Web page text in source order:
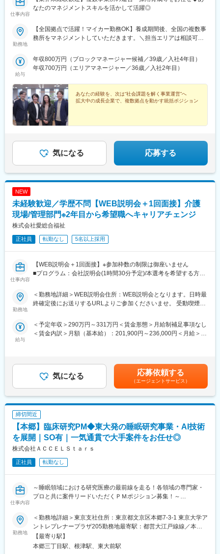
仕事内容
なたのマネジメントスキルを活かして活躍◎
勤務地
【全国拠点で活躍！マイカー勤務OK】養成期間後、全国の複数事
務所をマネジメントしていただきます。＼担当エリアは相談可
《養成期間中の勤務地》現在は東京、横浜、埼玉、福岡の事業所
で行っていますが、ご希望に合わせて、お住まいのエリアで行う
ことも可能です。また社宅の利用もできますので、ご面接時にお
が対象※現在お住まいの地域又はジェネラルマネージャーと相談の
上決定《配属事業部について》障害福祉事業では「重度訪問介
護」と「グループホーム」、高齢者事業では「訪問介護事業」を
展開しています。配属に関しては、適性や条件等に応じて、配属
の事業部を決定。あなたの適性や能力を活かせる適切な部署でご
なる点はご相談ください。☆引越し手当支給・借り上げ社宅提供
あり（無料）
給与
年収800万円（ブロックマネージャー候補／39歳／入社4年目）
年収700万円（エリアマネージャー／36歳／入社2年目）
あなたの経験を、次は“社会課題を解く事業運営”へ
拡大中の成長企業で、複数拠点を動かす統括ポジション
気になる 応募する
NEW
未経験歓迎／学歴不問【WEB説明会＋1回面接】介護
現場/管理部門※2年目から希望職へキャリアチェンジ
株式会社愛総合福祉
正社員 転勤なし 5名以上採用
仕事内容
【WEB説明会＋1回面接】※参加枠数の制限は御座いません
■プログラム：会社説明会(1時間30分予定)/本選考を希望する方は
て構いません。（後日の面接調整も可能です）
■補足：本求人に応募後、選考会予約が出来ましたら、WEB会議
参加用のURL・詳細情報をお送り致します。
す
■日時：月・木／13:30～15:00
ペシャリストとして活躍する、幹部候補人材となることが期待さ
れます。入社後1年間は、同社の介護施設において、お客様の日常
生活中のサポート全般を担当いただきます。※雇用形態：無期正社
員
■業務の詳細：実務業務と並行して実務者研修資格の取得のための
学校に通います。年に４回程度、本社の社員と面談をする中でご
自身の2年目以降のキャリアアプランを立て、ご希望も踏まえなが
ら、2年目以降の職種（施設 or 本社）が決定します。本社勤務に
なりますと、経理、総務、人事など事務系の仕事が中心になりま
す。また、一度本社帰任した後でも、希望すれば現場復帰も可能
です。
■就業環境：残業はほぼなし、休みもしっかり取得できるため非常
に働きやすい環境が整っております。定着率も高く実際にここ3年
間で入社した新卒の離職率は6％と非常に低い数値です。また配属
先は現在のご住所から考慮し決定いたします。
OJTを行いながら実務を覚えて頂きます。技術はすぐに身に付き
ます。さらにレベルアップしたい方には外部の研修にも100％会
社が費用負担します。3ヶ月に1度はフォローアップ研修という形
で本社研修を実施し、資格取得についても全面バックアップ。未
勤務地
＜勤務地詳細＞WEB説明会住所：WEB説明会となります。日時最
終確定後にお送りするURLよりご参加くださいませ。 受動喫煙対
給与
＜予定年収＞290万円～331万円＜賃金形態＞月給制補足事項なし
＜賃金内訳＞月額（基本給）：201,900円～236,000円＜月給＞
小規模多機能型居宅介護での勤務のみ、別途で送迎手当：10,000/
月を支給賃金はあくまでも目安の金額であり、選考を通じて上下
する可能性があります。月給(月額)は固定手当を含めた表記です。
気になる 応募依頼する
（エージェントサービス）
締切間近
【本郷】臨床研究PM◆東大発の睡眠研究事業・AI技術
を展開｜SO有｜一気通貫で大手案件をお任せ◎
株式会社ＡＣＣＥＬＳｔａｒｓ
正社員 転勤なし
仕事内容
～睡眠領域における研究医療の最前線を走る！各領域の専門家・
プロと共に案件リードいただくＰＭポジション募集！～
■会社概要
株式会社ACCELStarsは、東京大学発のメディカル・スリープテ
ック企業として、睡眠を高精度に計測・解析するウェアラブルデ
バイスとAI解析クラウドを基盤に、医療・研究・ヘルスケア領域
の事業を展開しています。研究領域では、睡眠測定に特化したデ
勤務地
＜勤務地詳細＞東京支社住所：東京都文京区本郷7-3-1 東京大学ア
ントレプレナープラザ205勤務地最寄駅：都営大江戸線線／本郷
三丁目駅受動喫煙対策：屋内全面禁煙変更の範囲：会社の定める
事業所（リモートワーク含む）
【最寄り駅】
本郷三丁目駅、根津駅、東大前駅